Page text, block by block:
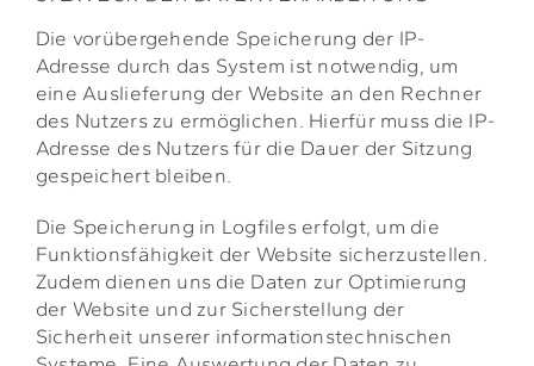
Die vorübergehende Speicherung der IP-
Adresse durch das System ist notwendig, um
eine Auslieferung der Website an den Rechner
des Nutzers zu ermöglichen. Hierfür muss die IP-
Adresse des Nutzers für die Dauer der Sitzung
gespeichert bleiben.
Die Speicherung in Logfiles erfolgt, um die
Funktionsfähigkeit der Website sicherzustellen.
Zudem dienen uns die Daten zur Optimierung
der Website und zur Sicherstellung der
Sicherheit unserer informationstechnischen